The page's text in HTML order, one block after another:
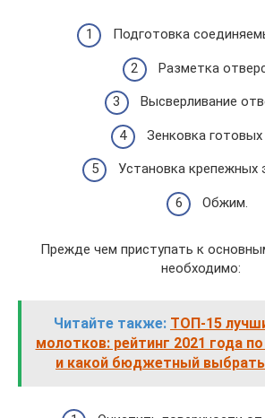
Подготовка
Разметка
Высверливание
Зенковка готовых
Установка крепежных
Обжим.
Прежде чем приступать к
необходимо:
Читайте также: ТОП-15
молотков: рейтинг 2021 года
и какой бюджетный